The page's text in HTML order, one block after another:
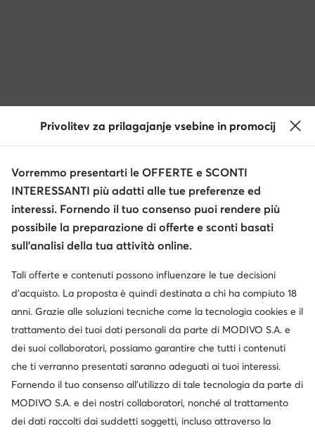
Privolitev za prilagajanje vsebine in promocij
Vorremmo presentarti le OFFERTE e SCONTI
INTERESSANTI più adatti alle tue preferenze ed
interessi. Fornendo il tuo consenso puoi rendere più
possibile la preparazione di offerte e sconti basati
sull’analisi della tua attività online.
Tali offerte e contenuti possono influenzare le tue decisioni
d’acquisto. La proposta è quindi destinata a chi ha compiuto 18
anni. Grazie alle soluzioni tecniche come la tecnologia cookies e il
trattamento dei tuoi dati personali da parte di MODIVO S.A. e
dei suoi collaboratori, possiamo garantire che tutti i contenuti
che ti verranno presentati saranno adeguati ai tuoi interessi.
Fornendo il tuo consenso all’utilizzo di tale tecnologia da parte di
MODIVO S.A. e dei nostri collaboratori, nonché al trattamento
dei dati raccolti dai suddetti soggetti, incluso attraverso la